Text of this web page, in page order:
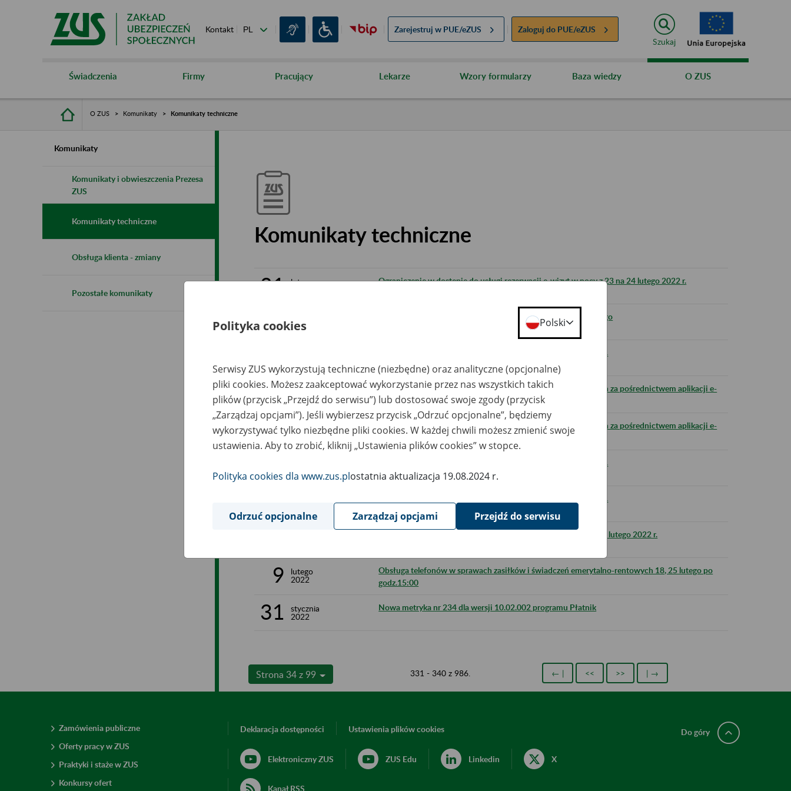
Kontakt Zarejestruj w PUE/eZUS Zaloguj do PUE/eZUS
Szukaj
Świadczenia Firmy Pracujący Lekarze Wzory formularzy Baza wiedzy O ZUS
O ZUS Komunikaty Komunikaty techniczne
Komunikaty
Komunikaty i obwieszczenia Prezesa
ZUS
Komunikaty techniczne
Obsługa klienta - zmiany
Pozostałe komunikaty
Komunikaty techniczne
21 lutego
Ograniczenie w dostępie do usługi rezerwacji e-wizyt w nocy z 23 na 24 lutego 2022 r.
18 2022
Ograniczenie w dostępie do wniosku US-9 po południu 18 lutego
Ograniczenie w dostępie do strony www.zus.pl 17 lutego 2022 r.
16
lutego
2022
Utrudnienia w przekazywaniu dokumentów ubezpieczeniowych za pośrednictwem aplikacji e-
Płatnik na PUE ZUS
15
lutego
2022
Utrudnienia w przekazywaniu dokumentów ubezpieczeniowych za pośrednictwem aplikacji e-
Płatnik na PUE ZUS
14
2022
Ograniczenie w dostępie do strony www.zus.pl 15 lutego 2022 r.
Ograniczenie w dostępie do strony www.zus.pl 11 lutego 2022 r.
Ograniczenie w dostępie do portalu PUE ZUS w nocy z 11 na 12 lutego 2022 r.
9
lutego
2022
Obsługa telefonów w sprawach zasiłków i świadczeń emerytalno-rentowych 18, 25 lutego po
godz.15:00
31
stycznia
2022
Nowa metryka nr 234 dla wersji 10.02.002 programu Płatnik
Strona 34 z 99 331 - 340 z 986. ← | << >> | →
Zamówienia publiczne
Oferty pracy w ZUS
Praktyki i staże w ZUS
Konkursy ofert
Deklaracja dostępności Ustawienia plików cookies
Elektroniczny ZUS ZUS Edu Linkedin X
Kanał RSS
Do góry
Polityka cookies Polski
Serwisy ZUS wykorzystują techniczne (niezbędne) oraz analityczne (opcjonalne)
pliki cookies. Możesz zaakceptować wykorzystanie przez nas wszystkich takich
plików (przycisk „Przejdź do serwisu”) lub dostosować swoje zgody (przycisk
„Zarządzaj opcjami”). Jeśli wybierzesz przycisk „Odrzuć opcjonalne”, będziemy
wykorzystywać tylko niezbędne pliki cookies. W każdej chwili możesz zmienić swoje
ustawienia. Aby to zrobić, kliknij „Ustawienia plików cookies” w stopce.
Polityka cookies dla www.zus.plostatnia aktualizacja 19.08.2024 r.
Odrzuć opcjonalne Zarządzaj opcjami Przejdź do serwisu